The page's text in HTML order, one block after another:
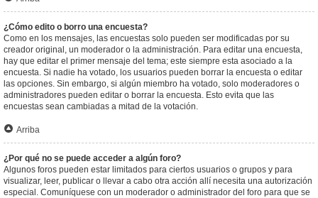
¿Cómo edito o borro una encuesta?
Como en los mensajes, las encuestas solo pueden ser modificadas por su
creador original, un moderador o la administración. Para editar una encuesta,
hay que editar el primer mensaje del tema; este siempre esta asociado a la
encuesta. Si nadie ha votado, los usuarios pueden borrar la encuesta o editar
las opciones. Sin embargo, si algún miembro ha votado, solo moderadores o
administradores pueden editar o borrar la encuesta. Esto evita que las
encuestas sean cambiadas a mitad de la votación.
Arriba
¿Por qué no se puede acceder a algún foro?
Algunos foros pueden estar limitados para ciertos usuarios o grupos y para
visualizar, leer, publicar o llevar a cabo otra acción allí necesita una autorización
especial. Comuníquese con un moderador o administrador del foro para que se